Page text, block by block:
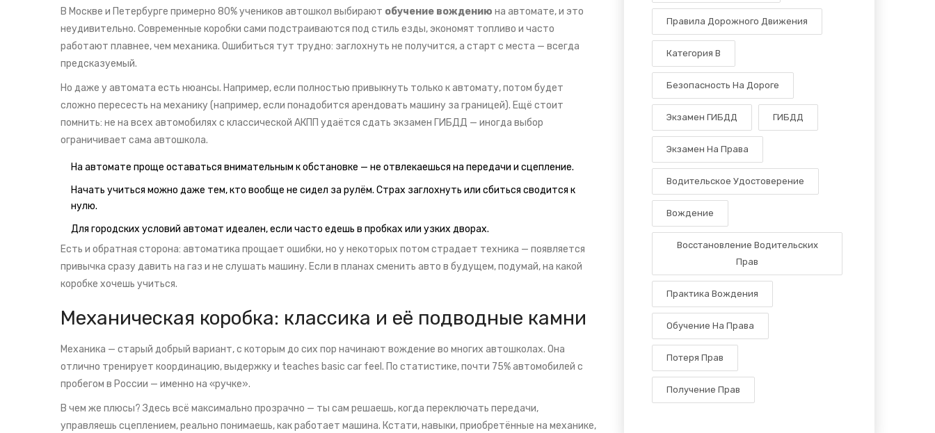
В Москве и Петербурге примерно 80% учеников автошкол выбирают обучение вождению на автомате, и это
неудивительно. Современные коробки сами подстраиваются под стиль езды, экономят топливо и часто
работают плавнее, чем механика. Ошибиться тут трудно: заглохнуть не получится, а старт с места — всегда
предсказуемый.
Но даже у автомата есть нюансы. Например, если полностью привыкнуть только к автомату, потом будет
сложно пересесть на механику (например, если понадобится арендовать машину за границей). Ещё стоит
помнить: не на всех автомобилях с классической АКПП удаётся сдать экзамен ГИБДД — иногда выбор
ограничивает сама автошкола.
На автомате проще оставаться внимательным к обстановке — не отвлекаешься на передачи и сцепление.
Начать учиться можно даже тем, кто вообще не сидел за рулём. Страх заглохнуть или сбиться сводится к
нулю.
Для городских условий автомат идеален, если часто едешь в пробках или узких дворах.
Есть и обратная сторона: автоматика прощает ошибки, но у некоторых потом страдает техника — появляется
привычка сразу давить на газ и не слушать машину. Если в планах сменить авто в будущем, подумай, на какой
коробке хочешь учиться.
Механическая коробка: классика и её подводные камни
Механика — старый добрый вариант, с которым до сих пор начинают вождение во многих автошколах. Она
отлично тренирует координацию, выдержку и teaches basic car feel. По статистике, почти 75% автомобилей с
пробегом в России — именно на «ручке».
В чем же плюсы? Здесь всё максимально прозрачно — ты сам решаешь, когда переключать передачи,
управляешь сцеплением, реально понимаешь, как работает машина. Кстати, навыки, приобретённые на механике,
Правила Дорожного Движения
Категория B
Безопасность На Дороге
Экзамен ГИБДД ГИБДД
Экзамен На Права
Водительское Удостоверение
Вождение
Восстановление Водительских
Прав
Практика Вождения
Обучение На Права
Потеря Прав
Получение Прав